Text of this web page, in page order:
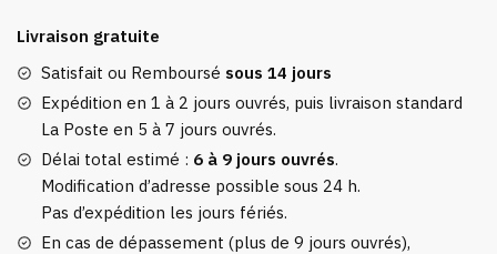
Dos
Antivol
Voyage
Cabine
à
Compression
Sous
Vide
Livraison gratuite
Satisfait ou Remboursé sous 14 jours
Expédition en 1 à 2 jours ouvrés, puis livraison standard
La Poste en 5 à 7 jours ouvrés.
Délai total estimé : 6 à 9 jours ouvrés.
Modification d’adresse possible sous 24 h.
Pas d’expédition les jours fériés.
En cas de dépassement (plus de 9 jours ouvrés),